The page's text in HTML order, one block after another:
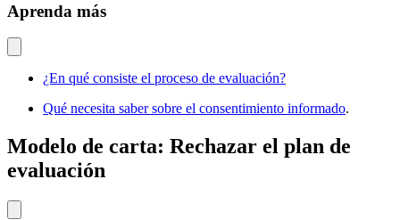
Aprenda más
¿En qué consiste el proceso de evaluación?
Qué necesita saber sobre el consentimiento informado.
Modelo de carta: Rechazar el plan de
evaluación